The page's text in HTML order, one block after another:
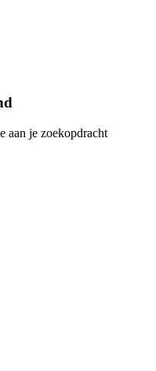
aan je zoekopdracht